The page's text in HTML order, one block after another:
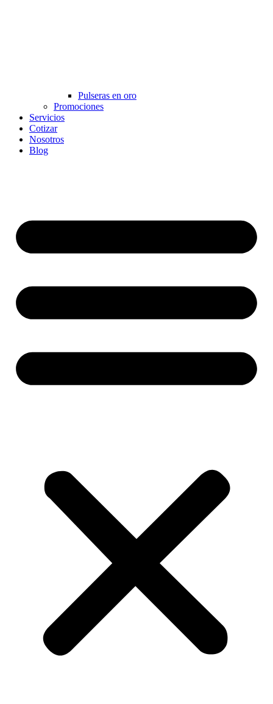
Pulseras en oro
Promociones
Servicios
Cotizar
Nosotros
Blog